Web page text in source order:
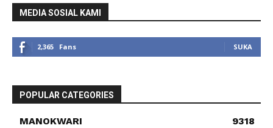
MEDIA SOSIAL KAMI
2,365 Fans SUKA
POPULAR CATEGORIES
MANOKWARI
9318